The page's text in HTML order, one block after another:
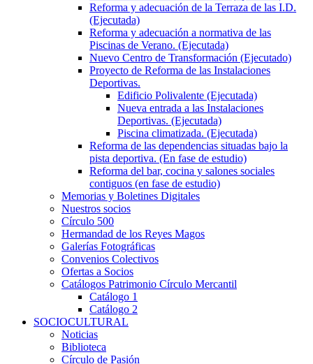
Reforma y adecuación de la Terraza de las I.D.
(Ejecutada)
Reforma y adecuación a normativa de las
Piscinas de Verano. (Ejecutada)
Nuevo Centro de Transformación (Ejecutado)
Proyecto de Reforma de las Instalaciones
Deportivas.
Edificio Polivalente (Ejecutada)
Nueva entrada a las Instalaciones
Deportivas. (Ejecutada)
Piscina climatizada. (Ejecutada)
Reforma de las dependencias situadas bajo la
pista deportiva. (En fase de estudio)
Reforma del bar, cocina y salones sociales
contiguos (en fase de estudio)
Memorias y Boletines Digitales
Nuestros socios
Círculo 500
Hermandad de los Reyes Magos
Galerías Fotográficas
Convenios Colectivos
Ofertas a Socios
Catálogos Patrimonio Círculo Mercantil
Catálogo 1
Catálogo 2
SOCIOCULTURAL
Noticias
Biblioteca
Círculo de Pasión